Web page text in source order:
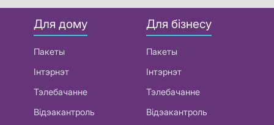
Для дому
Пакеты
Інтэрнэт
Тэлебачанне
Відэакантроль
Для бізнесу
Пакеты
Інтэрнэт
Тэлебачанне
Відэакантроль